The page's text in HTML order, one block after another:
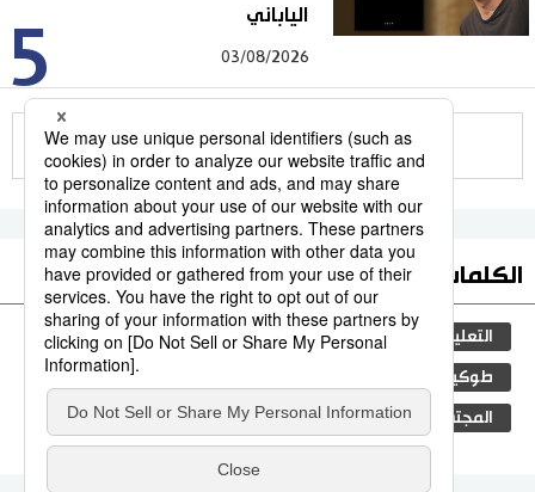
5
الياباني
03/08/2026
للمزيد
الكلمات الأكثر بحثا
التعليم الياباني ثقافة مجتمع الجنس
طوكيو جيجي برس
المجتمع الياباني الأنشطة